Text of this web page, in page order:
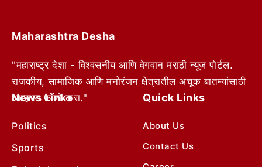
Maharashtra Desha
"महाराष्ट्र देशा - विश्वसनीय आणि वेगवान मराठी न्यूज पोर्टल.
राजकीय, सामाजिक आणि मनोरंजन क्षेत्रातील अचूक बातम्यांसाठी
आम्हाला फॉलो करा."
News Links
Politics
Sports
Quick Links
About Us
Contact Us